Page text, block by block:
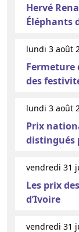
Hervé
Éléphants
lundi 3 août
Fermeture
des
lundi 3 août
Prix
distingués
vendredi 31
Les prix
d’Ivoire
vendredi 31